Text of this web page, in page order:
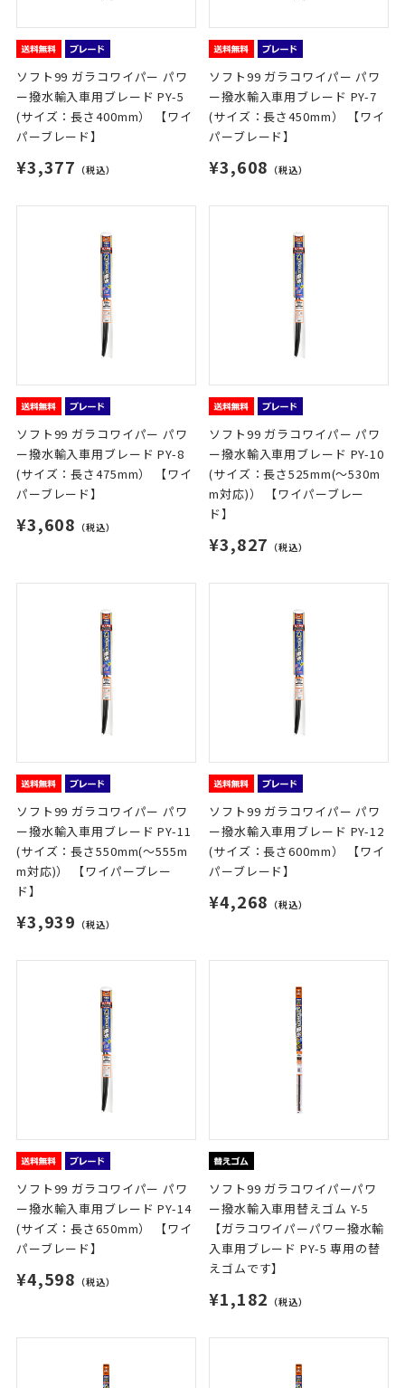
ソフト99 ガラコワイパー パワ
ー撥水輸入車用ブレード PY-5
(サイズ：長さ400mm） 【ワイ
パーブレード】
¥3,377 （税込）
ソフト99 ガラコワイパー パワ
ー撥水輸入車用ブレード PY-7
(サイズ：長さ450mm） 【ワイ
パーブレード】
¥3,608 （税込）
ソフト99 ガラコワイパー パワ
ー撥水輸入車用ブレード PY-8
(サイズ：長さ475mm） 【ワイ
パーブレード】
¥3,608 （税込）
ソフト99 ガラコワイパー パワ
ー撥水輸入車用ブレード PY-10
(サイズ：長さ525mm(～530m
m対応)） 【ワイパーブレー
ド】
¥3,827 （税込）
ソフト99 ガラコワイパー パワ
ー撥水輸入車用ブレード PY-11
(サイズ：長さ550mm(～555m
m対応)） 【ワイパーブレー
ド】
¥3,939 （税込）
ソフト99 ガラコワイパー パワ
ー撥水輸入車用ブレード PY-12
(サイズ：長さ600mm） 【ワイ
パーブレード】
¥4,268 （税込）
ソフト99 ガラコワイパー パワ
ー撥水輸入車用ブレード PY-14
(サイズ：長さ650mm） 【ワイ
パーブレード】
¥4,598 （税込）
ソフト99 ガラコワイパーパワ
ー撥水輸入車用替えゴム Y-5
【ガラコワイパーパワー撥水輸
入車用ブレード PY-5 専用の替
えゴムです】
¥1,182 （税込）